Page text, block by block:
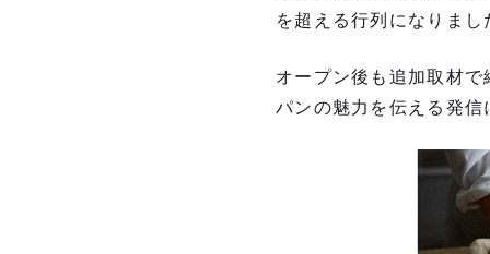
を超える行列になりまし
オープン後も追加取材
パンの魅力を伝える発信